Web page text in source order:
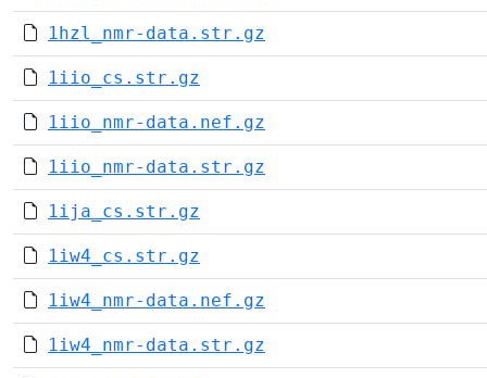
1hzl_nmr-data.str.gz
1iio_cs.str.gz
1iio_nmr-data.nef.gz
1iio_nmr-data.str.gz
1ija_cs.str.gz
1iw4_cs.str.gz
1iw4_nmr-data.nef.gz
1iw4_nmr-data.str.gz